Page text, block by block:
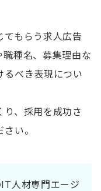
てもらう求人広告
種名、募集理由な
るべき表現につい
り、採用を成功さ
い。
IT人材専門エージ